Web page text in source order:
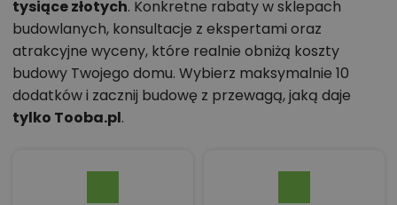
tysiące złotych. Konkretne rabaty w sklepach
budowlanych, konsultacje z ekspertami oraz
atrakcyjne wyceny, które realnie obniżą koszty
budowy Twojego domu. Wybierz maksymalnie 10
dodatków i zacznij budowę z przewagą, jaką daje
tylko Tooba.pl.